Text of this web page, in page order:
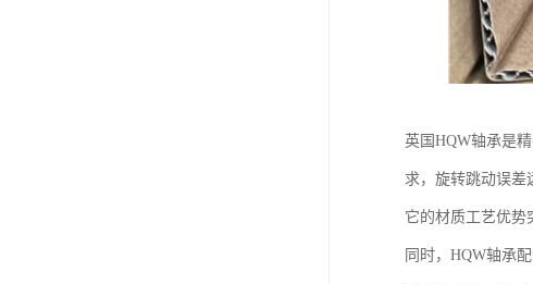
英国HQW轴承是
求，旋转跳动误差
它的材质工艺优势
同时，HQW轴承